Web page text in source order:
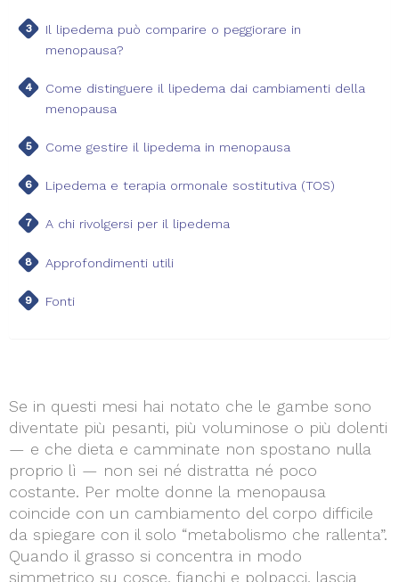
Il lipedema può comparire o peggiorare in
menopausa?
Come distinguere il lipedema dai cambiamenti della
menopausa
Come gestire il lipedema in menopausa
Lipedema e terapia ormonale sostitutiva (TOS)
A chi rivolgersi per il lipedema
Approfondimenti utili
Fonti
Se in questi mesi hai notato che le gambe sono
diventate più pesanti, più voluminose o più dolenti
— e che dieta e camminate non spostano nulla
proprio lì — non sei né distratta né poco
costante. Per molte donne la menopausa
coincide con un cambiamento del corpo difficile
da spiegare con il solo “metabolismo che rallenta”.
Quando il grasso si concentra in modo
simmetrico su cosce, fianchi e polpacci, lascia